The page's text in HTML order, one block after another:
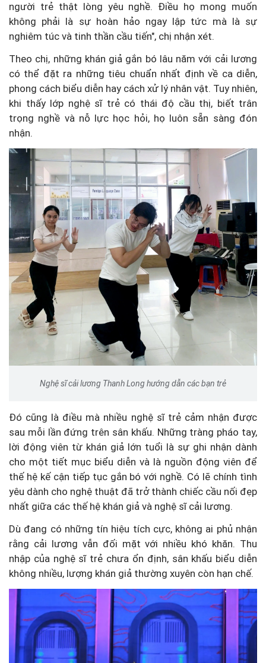
người trẻ thật lòng yêu nghề. Điều họ mong muốn
không phải là sự hoàn hảo ngay lập tức mà là sự
nghiêm túc và tinh thần cầu tiến", chị nhận xét.
Theo chị, những khán giả gắn bó lâu năm với cải lương
có thể đặt ra những tiêu chuẩn nhất định về ca diễn,
phong cách biểu diễn hay cách xử lý nhân vật. Tuy nhiên,
khi thấy lớp nghệ sĩ trẻ có thái độ cầu thị, biết trân
trọng nghề và nỗ lực học hỏi, họ luôn sẵn sàng đón
nhận.
Nghệ sĩ cải lương Thanh Long hướng dẫn các bạn trẻ
Đó cũng là điều mà nhiều nghệ sĩ trẻ cảm nhận được
sau mỗi lần đứng trên sân khấu. Những tràng pháo tay,
lời động viên từ khán giả lớn tuổi là sự ghi nhận dành
cho một tiết mục biểu diễn và là nguồn động viên để
thế hệ kế cận tiếp tục gắn bó với nghề. Có lẽ chính tình
yêu dành cho nghệ thuật đã trở thành chiếc cầu nối đẹp
nhất giữa các thế hệ khán giả và nghệ sĩ cải lương.
Dù đang có những tín hiệu tích cực, không ai phủ nhận
rằng cải lương vẫn đối mặt với nhiều khó khăn. Thu
nhập của nghệ sĩ trẻ chưa ổn định, sân khấu biểu diễn
không nhiều, lượng khán giả thường xuyên còn hạn chế.